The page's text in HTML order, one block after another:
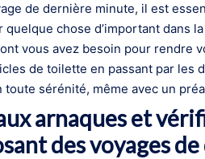
de dernière minute, il est
chose d’important dans
vous avez besoin pour rendre
de toilette en passant par les
sérénité, même avec un
arnaques et
des voyages